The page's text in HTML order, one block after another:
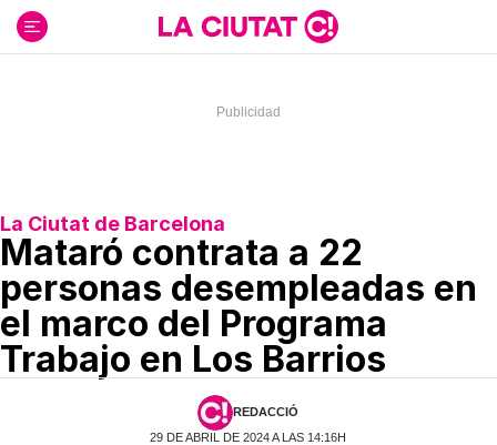
contenido
La Ciutat de Barcelona
Mataró contrata a 22
personas desempleadas en
el marco del Programa
Trabajo en Los Barrios
REDACCIÓ
29 DE ABRIL DE 2024 A LAS 14:16H